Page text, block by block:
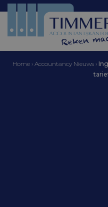
Home › Accountancy Nieuws ›